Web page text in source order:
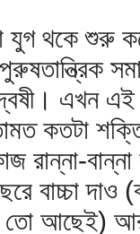
যুগ থকে শুরু
এখন
কতটা
রান্না-
বাচ্চা দাও
আছেই) আর